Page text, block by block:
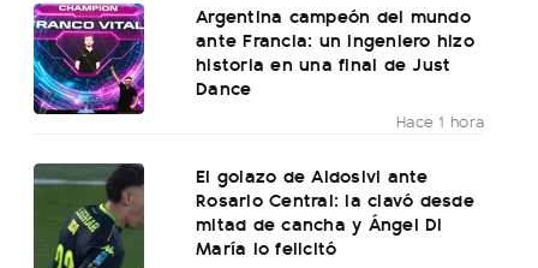
Argentina campeón del mundo
ante Francia: un ingeniero hizo
historia en una final de Just
Dance
Hace 1 hora
El golazo de Aldosivi ante
Rosario Central: la clavó desde
mitad de cancha y Ángel Di
María lo felicitó